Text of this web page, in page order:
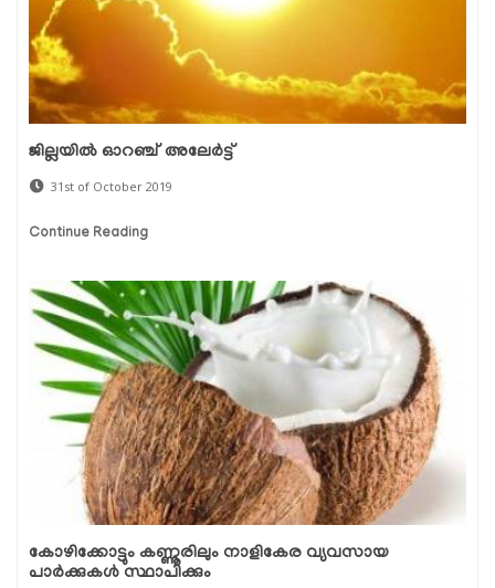
ജില്ലയില്‍ ഓറഞ്ച് അലേര്‍ട്ട്
31st of October 2019
Continue Reading
കോഴിക്കോട്ടും കണ്ണൂരിലും നാളികേര വ്യവസായ
പാര്‍ക്കുകള്‍ സ്ഥാപിക്കും